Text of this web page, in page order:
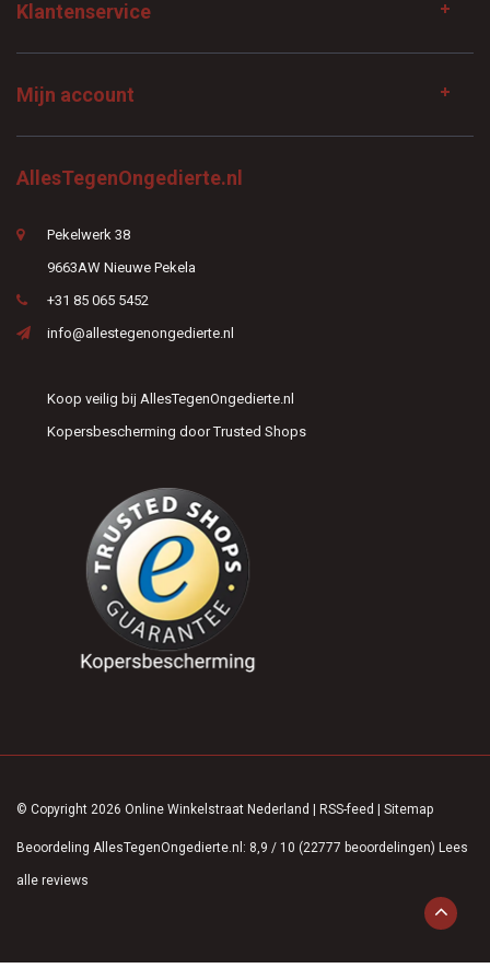
Klantenservice
Mijn account
AllesTegenOngedierte.nl
Pekelwerk 38
9663AW Nieuwe Pekela
+31 85 065 5452
info@allestegenongedierte.nl
Koop veilig bij AllesTegenOngedierte.nl
Kopersbescherming door Trusted Shops
© Copyright 2026 Online Winkelstraat Nederland RSS-feed Sitemap
Beoordeling AllesTegenOngedierte.nl : 8,9 / 10 (22777 beoordelingen) Lees
alle reviews